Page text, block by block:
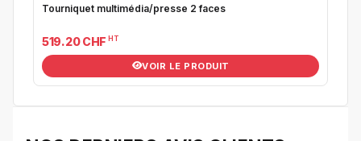
Tourniquet multimédia/presse 2 faces
519.20 CHF HT
VOIR LE PRODUIT